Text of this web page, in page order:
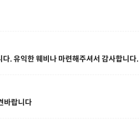
. 유익한 웨비나 마련해주셔서 감사합니다.
바랍니다